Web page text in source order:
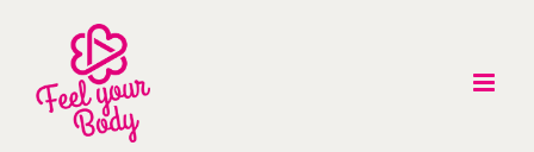
springen